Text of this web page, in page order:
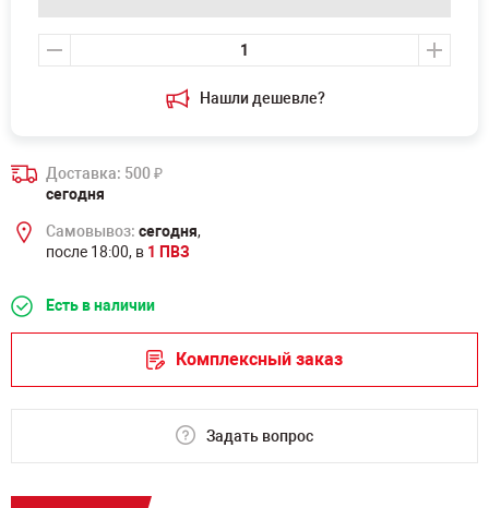
Нашли дешевле?
Доставка: 500₽
сегодня
Самовывоз: сегодня,
после 18:00, в 1 ПВЗ
Есть в наличии
Комплексный заказ
Задать вопрос